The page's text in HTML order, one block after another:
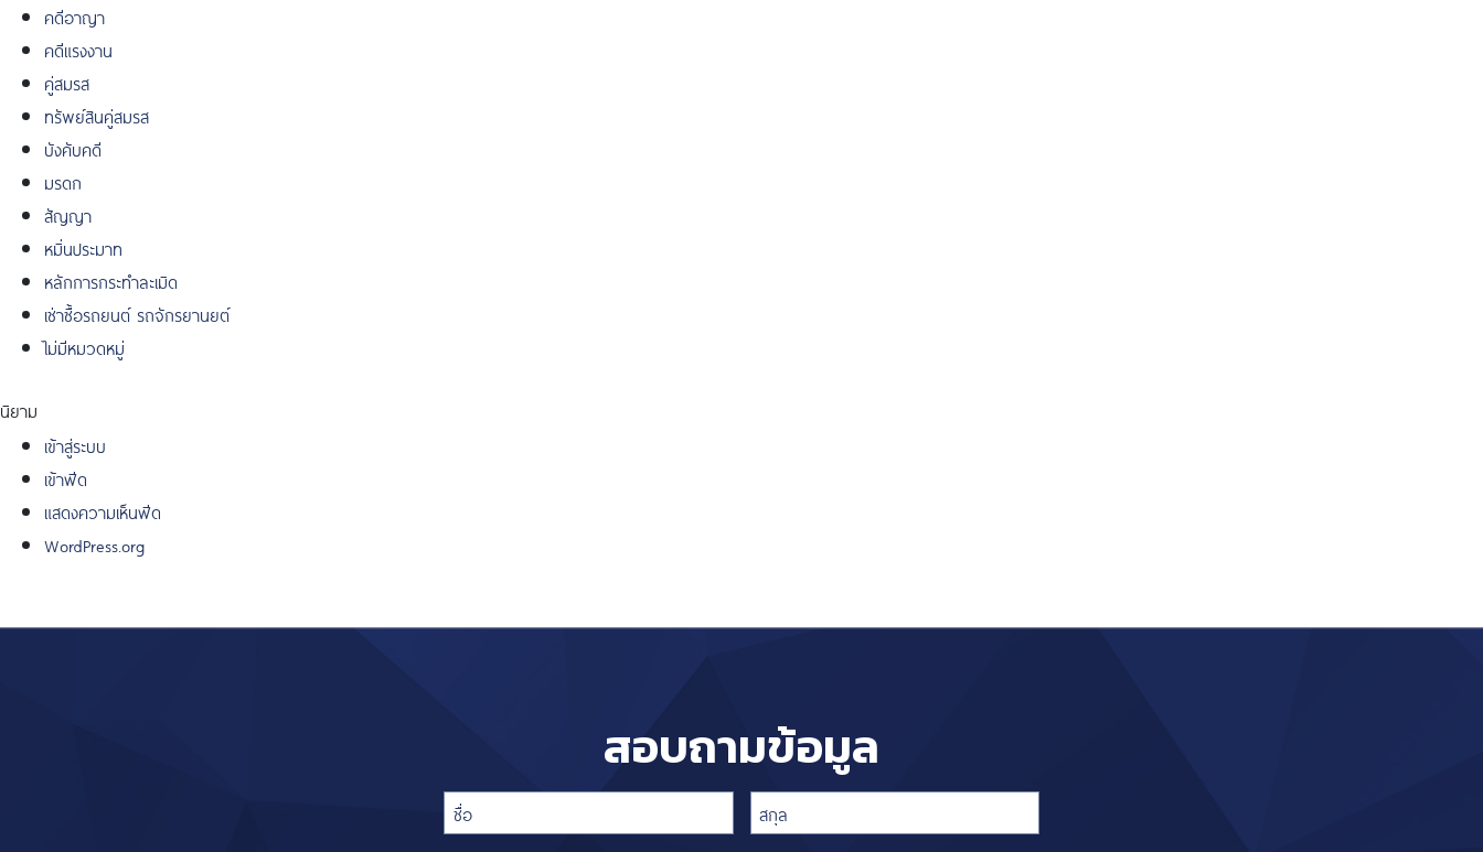
คดีอาญา
คดีแรงงาน
คู่สมรส
ทรัพย์สินคู่สมรส
บังคับคดี
มรดก
สัญญา
หมิ่นประมาท
หลักการกระทำละเมิด
เช่าซื้อรถยนต์ รถจักรยานยต์
ไม่มีหมวดหมู่
นิยาม
เข้าสู่ระบบ
เข้าฟีด
แสดงความเห็นฟีด
WordPress.org
สอบถามข้อมูล